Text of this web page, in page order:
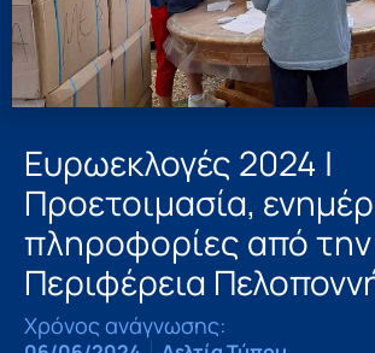
Ευρωεκλογές 2024 |
Προετοιμασία,
πληροφορίες από την
Περιφέρεια
Χρόνος ανάγνωσης: